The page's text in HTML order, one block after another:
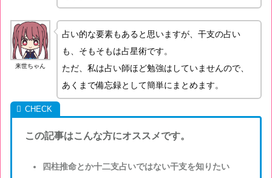
来世ちゃん
占い的な要素もあると思いますが、干支の占い
も、そもそもは占星術です。
ただ、私は占い師ほど勉強はしていませんので、
あくまで備忘録として簡単にまとめます。
この記事はこんな方にオススメです。
四柱推命とか十二支占いではない干支を知りたい